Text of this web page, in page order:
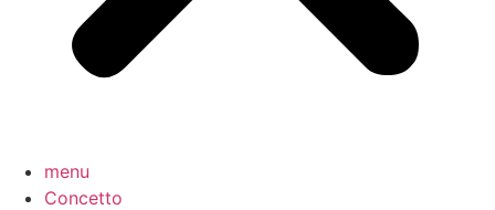
menu
Concetto